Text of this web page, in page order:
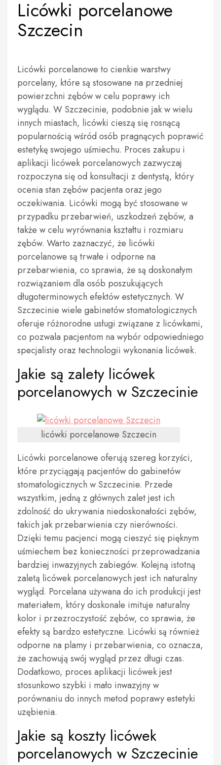
Licówki porcelanowe
Szczecin
Licówki porcelanowe to cienkie warstwy
porcelany, które są stosowane na przedniej
powierzchni zębów w celu poprawy ich
wyglądu. W Szczecinie, podobnie jak w wielu
innych miastach, licówki cieszą się rosnącą
popularnością wśród osób pragnących poprawić
estetykę swojego uśmiechu. Proces zakupu i
aplikacji licówek porcelanowych zazwyczaj
rozpoczyna się od konsultacji z dentystą, który
ocenia stan zębów pacjenta oraz jego
oczekiwania. Licówki mogą być stosowane w
przypadku przebarwień, uszkodzeń zębów, a
także w celu wyrównania kształtu i rozmiaru
zębów. Warto zaznaczyć, że licówki
porcelanowe są trwałe i odporne na
przebarwienia, co sprawia, że są doskonałym
rozwiązaniem dla osób poszukujących
długoterminowych efektów estetycznych. W
Szczecinie wiele gabinetów stomatologicznych
oferuje różnorodne usługi związane z licówkami,
co pozwala pacjentom na wybór odpowiedniego
specjalisty oraz technologii wykonania licówek.
Jakie są zalety licówek
porcelanowych w Szczecinie
licówki porcelanowe Szczecin
Licówki porcelanowe oferują szereg korzyści,
które przyciągają pacjentów do gabinetów
stomatologicznych w Szczecinie. Przede
wszystkim, jedną z głównych zalet jest ich
zdolność do ukrywania niedoskonałości zębów,
takich jak przebarwienia czy nierówności.
Dzięki temu pacjenci mogą cieszyć się pięknym
uśmiechem bez konieczności przeprowadzania
bardziej inwazyjnych zabiegów. Kolejną istotną
zaletą licówek porcelanowych jest ich naturalny
wygląd. Porcelana używana do ich produkcji jest
materiałem, który doskonale imituje naturalny
kolor i przezroczystość zębów, co sprawia, że
efekty są bardzo estetyczne. Licówki są również
odporne na plamy i przebarwienia, co oznacza,
że zachowują swój wygląd przez długi czas.
Dodatkowo, proces aplikacji licówek jest
stosunkowo szybki i mało inwazyjny w
porównaniu do innych metod poprawy estetyki
uzębienia.
Jakie są koszty licówek
porcelanowych w Szczecinie